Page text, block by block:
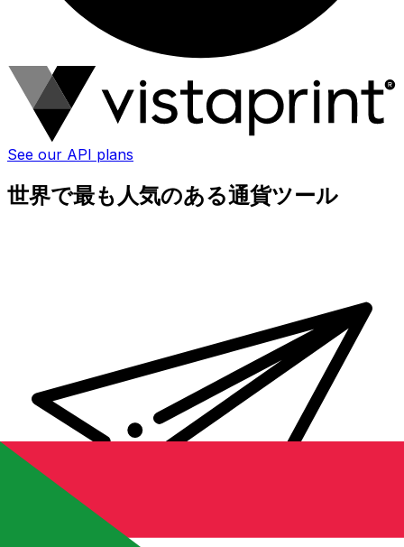
See our API plans
世界で最も人気のある通貨ツール